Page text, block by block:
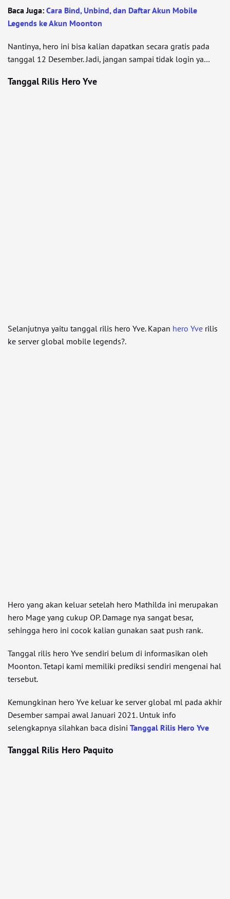
Baca Juga: Cara Bind, Unbind, dan Daftar Akun Mobile
Legends ke Akun Moonton
Nantinya, hero ini bisa kalian dapatkan secara gratis pada
tanggal 12 Desember. Jadi, jangan sampai tidak login ya…
Tanggal Rilis Hero Yve
Selanjutnya yaitu tanggal rilis hero Yve. Kapan hero Yve rilis
ke server global mobile legends?.
Hero yang akan keluar setelah hero Mathilda ini merupakan
hero Mage yang cukup OP. Damage nya sangat besar,
sehingga hero ini cocok kalian gunakan saat push rank.
Tanggal rilis hero Yve sendiri belum di informasikan oleh
Moonton. Tetapi kami memiliki prediksi sendiri mengenai hal
tersebut.
Kemungkinan hero Yve keluar ke server global ml pada akhir
Desember sampai awal Januari 2021. Untuk info
selengkapnya silahkan baca disini Tanggal Rilis Hero Yve
Tanggal Rilis Hero Paquito